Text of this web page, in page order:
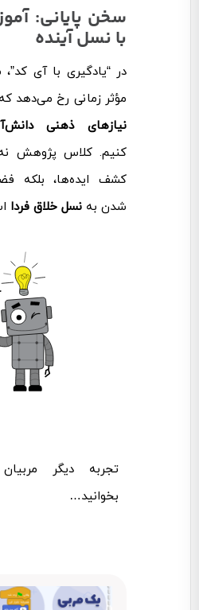
سخن پایانی:
با نسل آینده
در “یادگیری با آی
مؤثر زمانی رخ می‌دهد که
نیازهای ذهنی
کنیم. کلاس پژوهش
کشف ایده‌ها، بلکه
شدن به نسل خلاق فردا
تجربه دیگر
بخوانید…